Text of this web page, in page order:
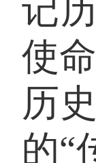
记
使
历
的“